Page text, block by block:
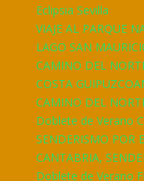
Eclipsia Sevilla
VIAJE AL PARQUE
LAGO SAN
CAMINO DEL
COSTA
CAMINO DEL
Doblete de Verano
SENDERISMO POR
CANTABRIA,
Doblete de Verano